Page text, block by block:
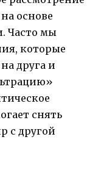
основе
Часто мы
которые
друга и
снять
с другой